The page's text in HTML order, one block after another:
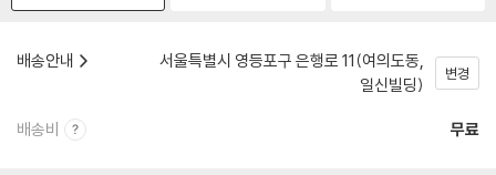
배송안내
서울특별시 영등포구 은행로 11(여의도동,
일신빌딩)
변경
배송비 무료